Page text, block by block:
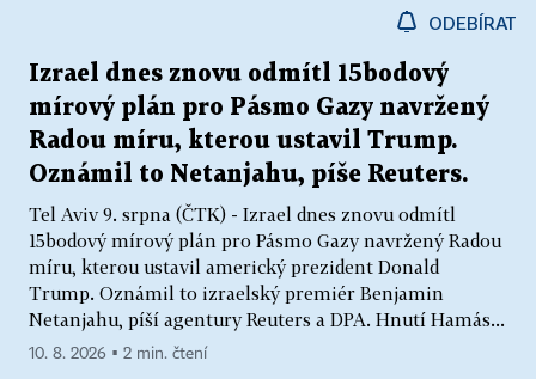
ODEBÍRAT
Izrael dnes znovu odmítl 15bodový
mírový plán pro Pásmo Gazy navržený
Radou míru, kterou ustavil Trump.
Oznámil to Netanjahu, píše Reuters.
Tel Aviv 9. srpna (ČTK) - Izrael dnes znovu odmítl
15bodový mírový plán pro Pásmo Gazy navržený Radou
míru, kterou ustavil americký prezident Donald
Trump. Oznámil to izraelský premiér Benjamin
Netanjahu, píší agentury Reuters a DPA. Hnutí Hamás...
10. 8. 2026 ▪ 2 min. čtení